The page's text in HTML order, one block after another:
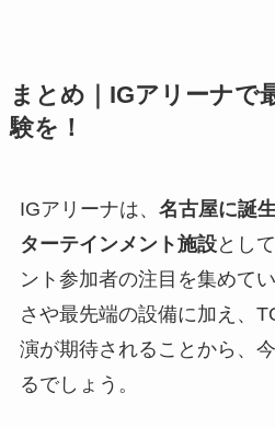
まとめ｜IGアリーナで
験を！
IGアリーナは、 名古屋に誕
ターテインメント施設とし
ント参加者の注目を集めて
さや最先端の設備に加え、
演が期待されることから、
るでしょう。